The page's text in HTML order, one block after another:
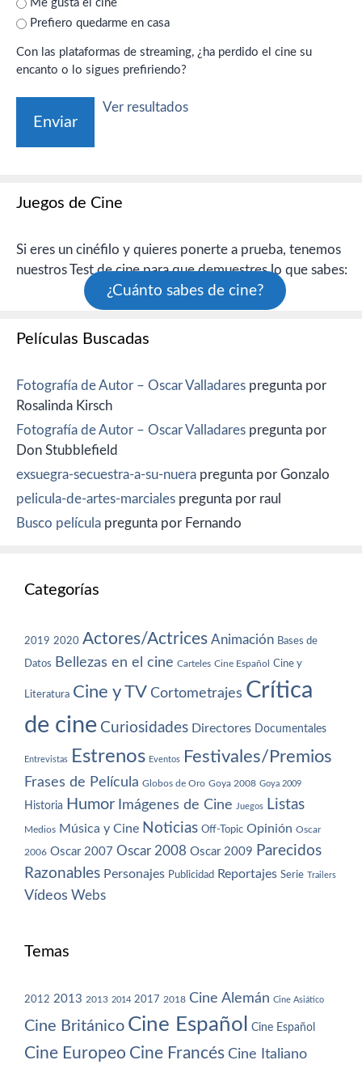
Me gusta el cine
Prefiero quedarme en casa
Con las plataformas de streaming, ¿ha perdido el cine su
encanto o lo sigues prefiriendo?
Ver resultados
Juegos de Cine
Si eres un cinéfilo y quieres ponerte a prueba, tenemos
nuestros Test de cine para que demuestres lo que sabes:
¿Cuánto sabes de cine?
Películas Buscadas
Fotografía de Autor – Oscar Valladares pregunta por
Rosalinda Kirsch
Fotografía de Autor – Oscar Valladares pregunta por
Don Stubblefield
exsuegra-secuestra-a-su-nuera pregunta por Gonzalo
pelicula-de-artes-marciales pregunta por raul
Busco película pregunta por Fernando
Categorías
2019 2020 Actores/Actrices Animación Bases de
Datos Bellezas en el cine Carteles Cine Español Cine y
Literatura Cine y TV Cortometrajes Crítica
de cine Curiosidades Directores Documentales
Entrevistas Estrenos Eventos Festivales/Premios
Frases de Película Globos de Oro Goya 2008 Goya 2009
Historia Humor Imágenes de Cine Juegos Listas
Medios Música y Cine Noticias Off-Topic Opinión Oscar
2006 Oscar 2007 Oscar 2008 Oscar 2009 Parecidos
Razonables Personajes Publicidad Reportajes Serie Trailers
Vídeos Webs
Temas
2012 2013 2013 2014 2017 2018 Cine Alemán Cine Asiático
Cine Británico Cine Español Cine Español
Cine Europeo Cine Francés Cine Italiano